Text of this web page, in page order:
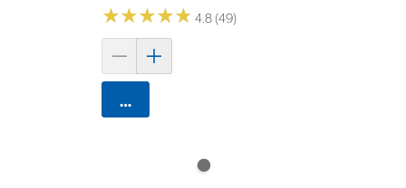
★★★★★
★★★★★ 4.8 (49)
카트에 담기